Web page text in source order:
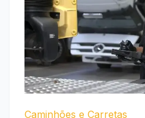
Caminhões e Carretas